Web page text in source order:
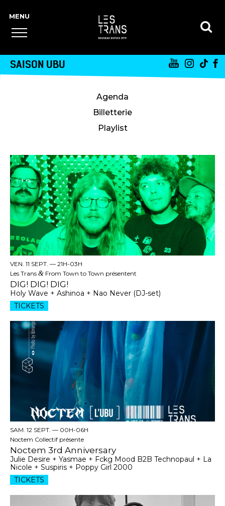
SAISON UBU
Agenda
Billetterie
Playlist
VEN. 11 SEPT. — 21H-03H
Les Trans & From Town to Town présentent
DIG! DIG! DIG!
Holy Wave + Ashinoa + Nao Never (DJ-set)
TICKETS
SAM. 12 SEPT. — 00H-06H
Noctem Collectif présente
Noctem 3rd Anniversary
Julie Desire + Yasmae + Fckg Mood B2B Technopaul + La
Nicole + Suspiris + Poppy Girl 2000
TICKETS